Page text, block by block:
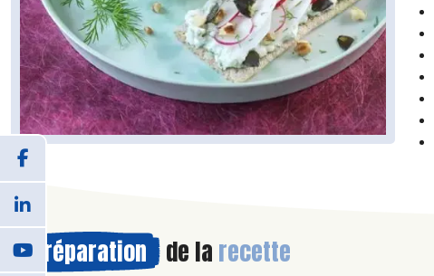
Préparation de la recette